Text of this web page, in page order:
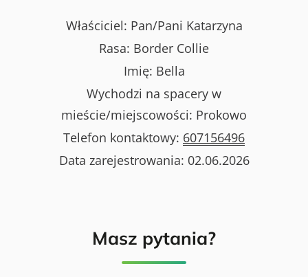
Właściciel: Pan/Pani Katarzyna
Rasa: Border Collie
Imię: Bella
Wychodzi na spacery w
mieście/miejscowości: Prokowo
Telefon kontaktowy: 607156496
Data zarejestrowania: 02.06.2026
Masz pytania?